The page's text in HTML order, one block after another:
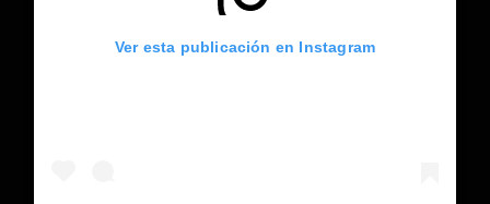
Ver esta publicación en Instagram